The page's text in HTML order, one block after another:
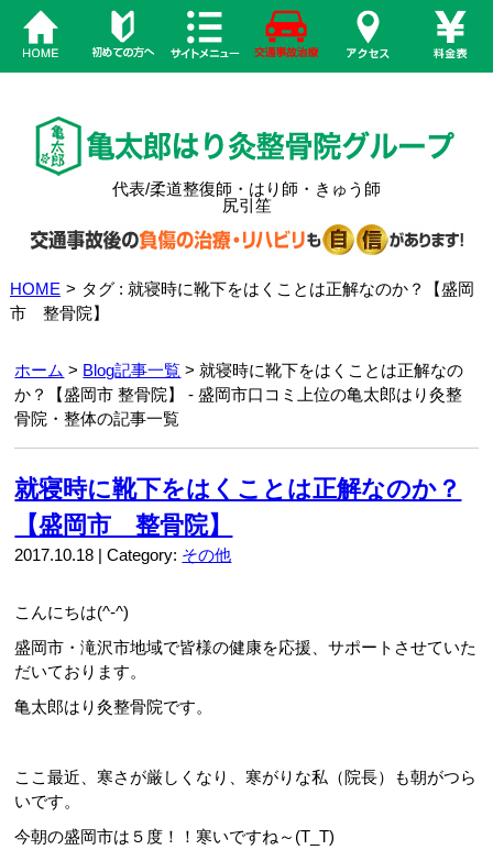
代表/柔道整復師・はり師・きゅう師
尻引笙
HOME > タグ : 就寝時に靴下をはくことは正解なのか？【盛岡
市 整骨院】
ホーム > Blog記事一覧 > 就寝時に靴下をはくことは正解なの
か？【盛岡市 整骨院】 - 盛岡市口コミ上位の亀太郎はり灸整
骨院・整体の記事一覧
就寝時に靴下をはくことは正解なのか？
【盛岡市 整骨院】
2017.10.18 | Category: その他
こんにちは(^-^)
盛岡市・滝沢市地域で皆様の健康を応援、サポートさせていた
だいております。
亀太郎はり灸整骨院です。
ここ最近、寒さが厳しくなり、寒がりな私（院長）も朝がつら
いです。
今朝の盛岡市は５度！！寒いですね～(T_T)